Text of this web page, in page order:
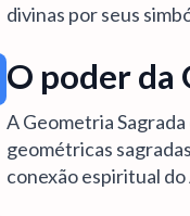
divinas por seus
O poder da
A Geometria
geométricas
conexão espiritual